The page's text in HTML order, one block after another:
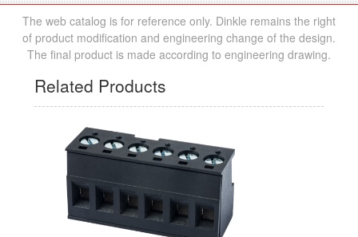
The web catalog is for reference only. Dinkle remains the right
of product modification and engineering change of the design.
The final product is made according to engineering drawing.
Related Products